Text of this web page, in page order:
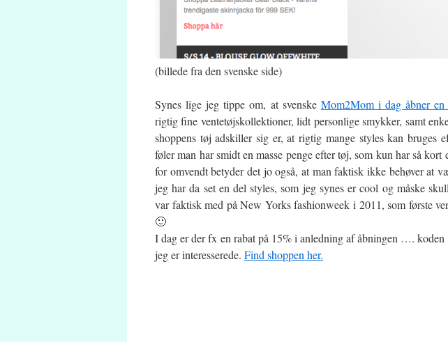
(billede fra den svenske side)
Synes lige jeg tippe om, at svenske Mom2Mom i dag åbner en
rigtig fine ventetøjskollektioner, lidt personlige smykker, samt
shoppens tøj adskiller sig er, at rigtig mange styles kan bruges
føler man har smidt en masse penge efter tøj, som kun har så kort
for omvendt betyder det jo også, at man faktisk ikke behøver at
jeg har da set en del styles, som jeg synes er cool og måske
var faktisk med på New Yorks fashionweek i 2011, som første
🙂
I dag er der fx en rabat på 15% i anledning af åbningen ….
jeg er interesserede. Find shoppen her.